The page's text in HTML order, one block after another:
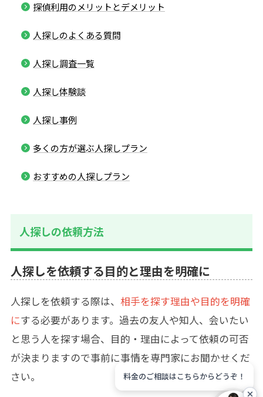
探偵利用のメリットとデメリット
人探しのよくある質問
人探し調査一覧
人探し体験談
人探し事例
多くの方が選ぶ人探しプラン
おすすめの人探しプラン
人探しの依頼方法
人探しを依頼する目的と理由を明確に
人探しを依頼する際は、 相手を探す理由や目的を明確
にする必要があります。過去の友人や知人、会いたい
と思う人を探す場合、目的・理由によって依頼の可否
が決まりますので事前に事情を専門家にお聞かせくだ
さい。
料金のご相談はこちらからどうぞ！